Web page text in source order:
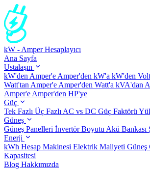
kW - Amper Hesaplayıcı
Ana Sayfa
Ustalaşın
kW'den Amper'e Amper'den kW'a kW'den
Watt'tan Amper'e Amper'den Watt'a kVA'dan
Amper'e Amper'den HP'ye
Güç
Tek Fazlı Üç Fazlı AC vs DC Güç Faktörü
Güneş
Güneş Panelleri İnvertör Boyutu Akü Bankası
Enerji
kWh Hesap Makinesi Elektrik Maliyeti Güneş
Kapasitesi
Blog Hakkımızda